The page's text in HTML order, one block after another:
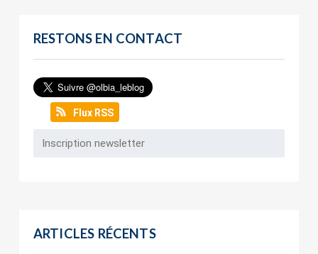
RESTONS EN CONTACT
Flux RSS
ARTICLES RÉCENTS